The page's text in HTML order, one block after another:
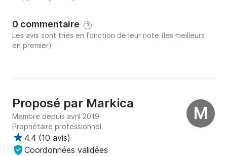
0 commentaire ?
Les avis sont triés en fonction de leur note (les meilleurs
en premier)
M
Proposé par Markica
Membre depuis avril 2019
Propriétaire professionnel
4.4 (10 avis)
Coordonnées validées